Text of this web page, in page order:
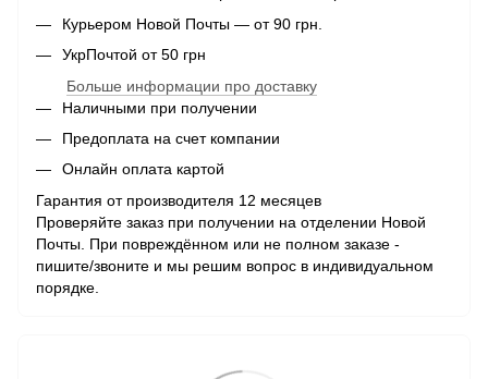
Курьером Новой Почты — от 90 грн.
УкрПочтой от 50 грн
Больше информации про доставку
Наличными при получении
Предоплата на счет компании
Онлайн оплата картой
Гарантия от производителя 12 месяцев
Проверяйте заказ при получении на отделении Новой
Почты. При повреждённом или не полном заказе -
пишите/звоните и мы решим вопрос в индивидуальном
порядке.